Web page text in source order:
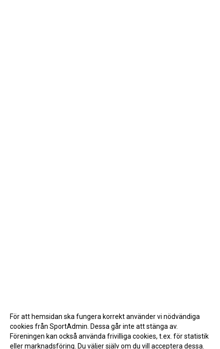
För att hemsidan ska fungera korrekt använder vi nödvändiga
cookies från SportAdmin. Dessa går inte att stänga av.
Föreningen kan också använda frivilliga cookies, t.ex. för statistik
eller marknadsföring. Du väljer själv om du vill acceptera dessa.